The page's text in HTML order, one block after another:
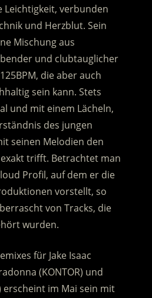
verbunden
und Herzblut. Sein
Mischung aus
und clubtauglicher
die aber auch
sein kann. Stets
und mit einem Lächeln,
des jungen
seinen Melodien den
trifft. Betrachtet man
Profil, auf dem er die
vorstellt, so
von Tracks, die
wurden.
für Jake Isaac
(KONTOR) und
erscheint im Mai sein mit